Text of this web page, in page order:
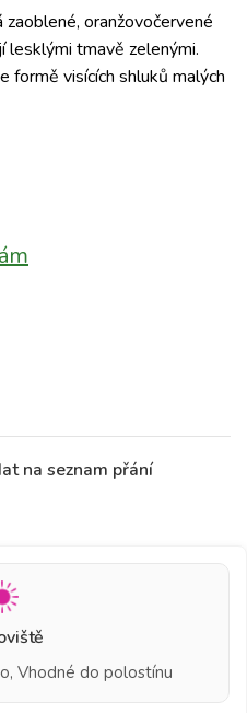
oranžovočervené
tmavě zelenými.
formě visících shluků malých
na seznam přání
Vhodné do polostínu